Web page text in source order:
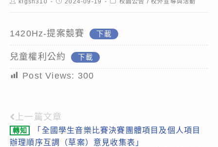
1420Hz-提案競賽 下載
兒童權利公約 下載
Post Views: 300
Read
more
上一篇文章
轉知
「全國學生音樂比賽決賽團體項目及個人項目
辦理順序互調（草案）意見收集表」